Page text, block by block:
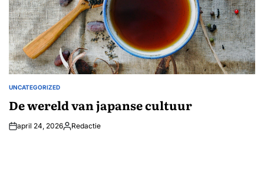
GEPLAATST
UNCATEGORIZED
De wereld van japanse cultuur
april 24, 2026Geplaatst
Redactie